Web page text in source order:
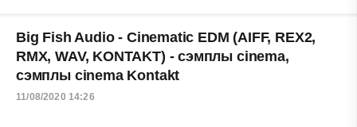
Big Fish Audio - Cinematic EDM (AIFF, REX2,
RMX, WAV, KONTAKT) - сэмплы cinema,
сэмплы cinema Kontakt
11/08/2020 14:26